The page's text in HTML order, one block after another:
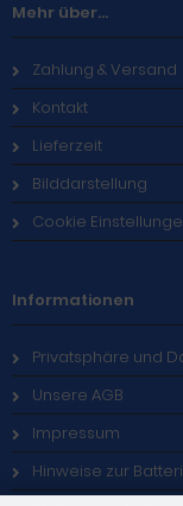
Mehr über...
Zahlung & Versand
Kontakt
Lieferzeit
Bilddarstellung
Cookie
Informationen
Privatsphäre und
Unsere AGB
Impressum
Hinweise zur